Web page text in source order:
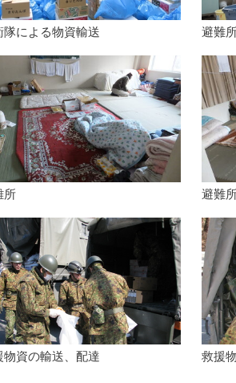
隊による物資輸送 避難
所 避難
物資の輸送、配達 救援